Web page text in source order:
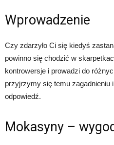
Wprowadzenie
Czy zdarzyło Ci się kiedyś
powinno się chodzić w
kontrowersje i prowadzi do
przyjrzymy się temu zagadnieniu
odpowiedź.
Mokasyny –